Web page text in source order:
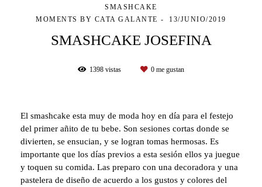
SMASHCAKE
MOMENTS BY CATA GALANTE
13/JUNIO/2019
SMASHCAKE JOSEFINA
1398 vistas 0 me gustan
El smashcake esta muy de moda hoy en día para el festejo
del primer añito de tu bebe. Son sesiones cortas donde se
divierten, se ensucian, y se logran tomas hermosas. Es
importante que los días previos a esta sesión ellos ya juegue
y toquen su comida. Las preparo con una decoradora y una
pastelera de diseño de acuerdo a los gustos y colores del